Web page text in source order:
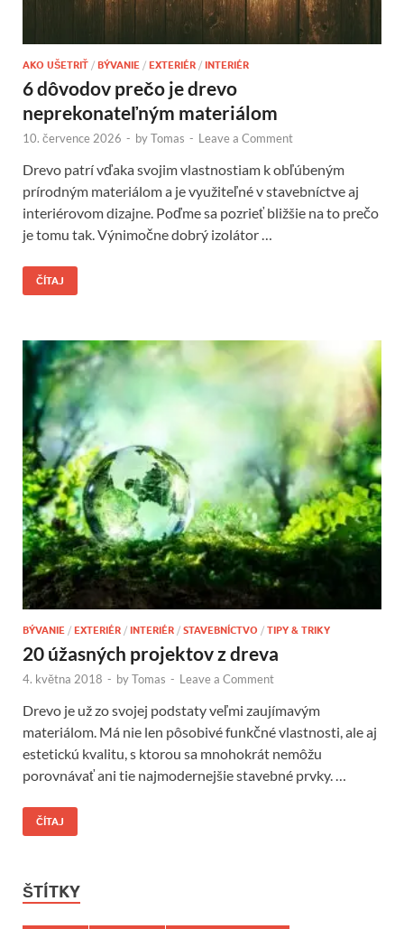
AKO UŠETRIŤ / BÝVANIE / EXTERIÉR / INTERIÉR
6 dôvodov prečo je drevo
neprekonateľným materiálom
10. července 2026 - byTomas - Leave a Comment
Drevo patrí vďaka svojim vlastnostiam k obľúbeným
prírodným materiálom a je využiteľné v stavebníctve aj
interiérovom dizajne. Poďme sa pozrieť bližšie na to prečo
je tomu tak. Výnimočne dobrý izolátor …
ČÍTAJ
BÝVANIE / EXTERIÉR / INTERIÉR / STAVEBNÍCTVO / TIPY & TRIKY
20 úžasných projektov z dreva
4. května 2018 - byTomas - Leave a Comment
Drevo je už zo svojej podstaty veľmi zaujímavým
materiálom. Má nie len pôsobivé funkčné vlastnosti, ale aj
estetickú kvalitu, s ktorou sa mnohokrát nemôžu
porovnávať ani tie najmodernejšie stavebné prvky. …
ČÍTAJ
ŠTÍTKY